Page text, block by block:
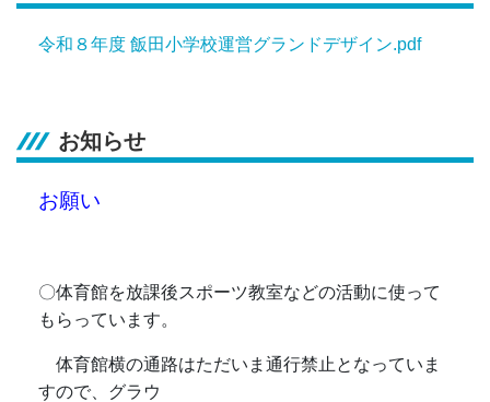
令和８年度 飯田小学校運営グランドデザイン.pdf
お知らせ
お願い
〇体育館を放課後スポーツ教室などの活動に使って
もらっています。
体育館横の通路はただいま通行禁止となっていま
すので、グラウ